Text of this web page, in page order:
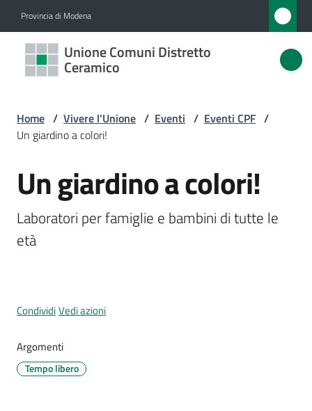
Provincia di Modena
Unione Comuni Distretto
Ceramico
Unione
Comuni
Ceramico
Amministrazione
Novità
Servizi
Menu selezionato
Home / Vivere l'Unione / Eventi / Eventi CPF /
Un giardino a colori!
Salta al contenuto
Un giardino a colori!
Laboratori per famiglie e bambini di tutte le
età
CondividiVedi azioni
Argomenti
Tempo libero